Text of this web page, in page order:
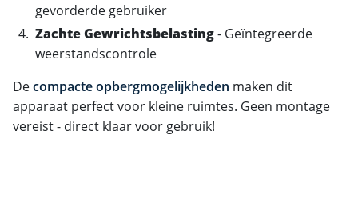
gevorderde gebruiker
Zachte Gewrichtsbelasting- Geïntegreerde
weerstandscontrole
Decompacte opbergmogelijkheden maken dit
apparaat perfect voor kleine ruimtes. Geen montage
vereist - direct klaar voor gebruik!